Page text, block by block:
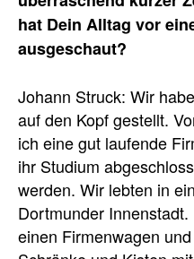
hat Dein Alltag vor
ausgeschaut?
Johann Struck: Wir
auf den Kopf gestellt.
ich eine gut laufende
ihr Studium
werden. Wir lebten in
Dortmunder
einen Firmenwagen